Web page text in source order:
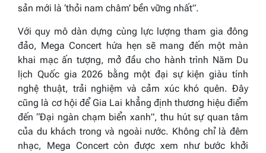
sản mới là ‘thỏi nam châm’ bền vững nhất”.
Với quy mô dàn dựng cùng lực lượng tham gia đông
đảo, Mega Concert hứa hẹn sẽ mang đến một màn
khai mạc ấn tượng, mở đầu cho hành trình Năm Du
lịch Quốc gia 2026 bằng một đại sự kiện giàu tính
nghệ thuật, trải nghiệm và cảm xúc khó quên. Đây
cũng là cơ hội để Gia Lai khẳng định thương hiệu điểm
đến “Đại ngàn chạm biển xanh”, thu hút sự quan tâm
của du khách trong và ngoài nước. Không chỉ là đêm
nhạc, Mega Concert còn được xem như bước khởi